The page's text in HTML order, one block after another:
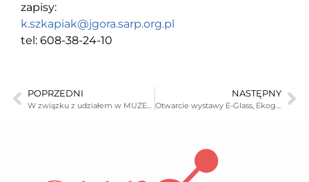
zapisy:
k.szkapiak@jgora.sarp.org.pl
tel: 608-38-24-10
POPRZEDNI NASTĘPNY